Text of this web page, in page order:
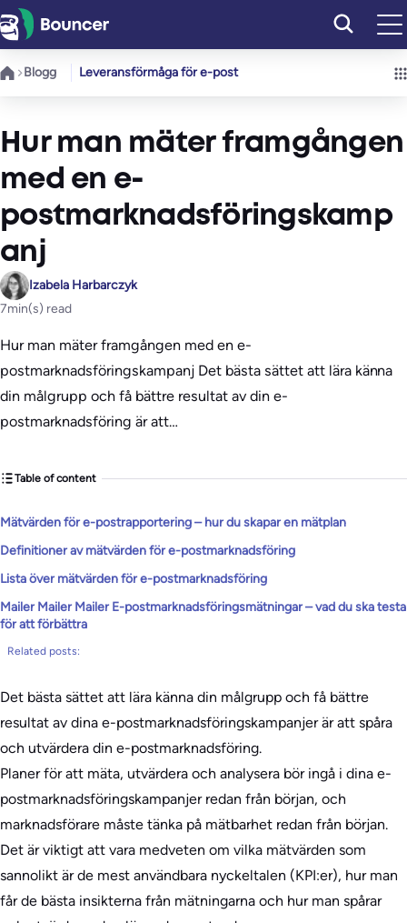
Hoppa
till
innehåll
Blogg Leveransförmåga för e-post
Hur man mäter framgången
med en e-
postmarknadsföringskamp
anj
Izabela Harbarczyk
7min(s) read
Hur man mäter framgången med en e-
postmarknadsföringskampanj Det bästa sättet att lära känna
din målgrupp och få bättre resultat av din e-
postmarknadsföring är att…
Table of content
Mätvärden för e-postrapportering – hur du skapar en mätplan
Definitioner av mätvärden för e-postmarknadsföring
Lista över mätvärden för e-postmarknadsföring
Mailer Mailer Mailer E-postmarknadsföringsmätningar – vad du ska testa
för att förbättra
Related posts:
Det bästa sättet att lära känna din målgrupp och få bättre
resultat av dina e-postmarknadsföringskampanjer är att spåra
och utvärdera din e-postmarknadsföring.
Planer för att mäta, utvärdera och analysera bör ingå i dina e-
postmarknadsföringskampanjer redan från början, och
marknadsförare måste tänka på mätbarhet redan från början.
Det är viktigt att vara medveten om vilka mätvärden som
sannolikt är de mest användbara nyckeltalen (KPI:er), hur man
får de bästa insikterna från mätningarna och hur man spårar